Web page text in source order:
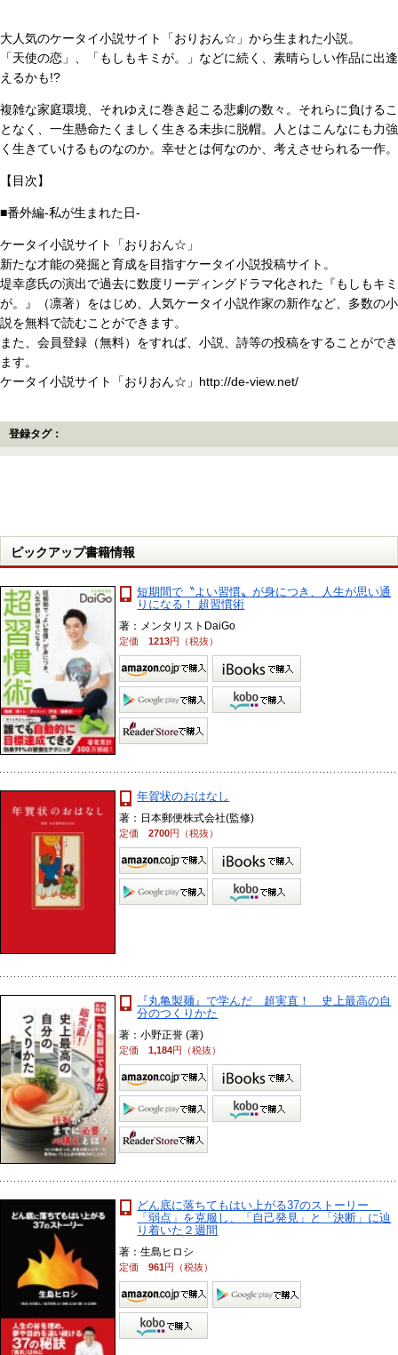
大人気のケータイ小説サイト「おりおん☆」から生まれた小説。
「天使の恋」、「もしもキミが。」などに続く、素晴らしい作品に出逢
えるかも!?
複雑な家庭環境、それゆえに巻き起こる悲劇の数々。それらに負けるこ
となく、一生懸命たくましく生きる未歩に脱帽。人とはこんなにも力強
く生きていけるものなのか。幸せとは何なのか、考えさせられる一作。
【目次】
■番外編‐私が生まれた日‐
ケータイ小説サイト「おりおん☆」
新たな才能の発掘と育成を目指すケータイ小説投稿サイト。
堤幸彦氏の演出で過去に数度リーディングドラマ化された『もしもキミ
が。』（凛著）をはじめ、人気ケータイ小説作家の新作など、多数の小
説を無料で読むことができます。
また、会員登録（無料）をすれば、小説、詩等の投稿をすることができ
ます。
ケータイ小説サイト「おりおん☆」http://de-view.net/
登録タグ：
ピックアップ書籍情報
短期間で〝よい習慣〟が身につき、人生が思い通
りになる！ 超習慣術
著：メンタリストDaiGo
定価1213円（税抜）
年賀状のおはなし
著：日本郵便株式会社(監修)
定価2700円（税抜）
『丸亀製麺』で学んだ 超実直！ 史上最高の自
分のつくりかた
著：小野正誉 (著)
定価1,184円（税抜）
どん底に落ちてもはい上がる37のストーリー
「弱点」を克服し、「自己発見」と「決断」に辿
り着いた２週間
著：生島ヒロシ
定価961円（税抜）